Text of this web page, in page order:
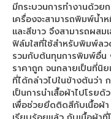
มีกระบวนการทำงานด้ว
เครื่องจะสามารถพิมพ์น้ำ
และสีขาว จึงสามารถผส
ฟิล์มใสที่ใช้สำหรับพิมพ์ล
รวมกับต้นทุนการพิมพ์อื่น
ราคาถูก จนกลายเป็นที่นิ
ที่ได้กล่าวไปในข้างต้นว่า
เป็นการนำเสื้อผ้าไปโรย
เพื่อช่วยยึดติดสีกับเนื้อผ้